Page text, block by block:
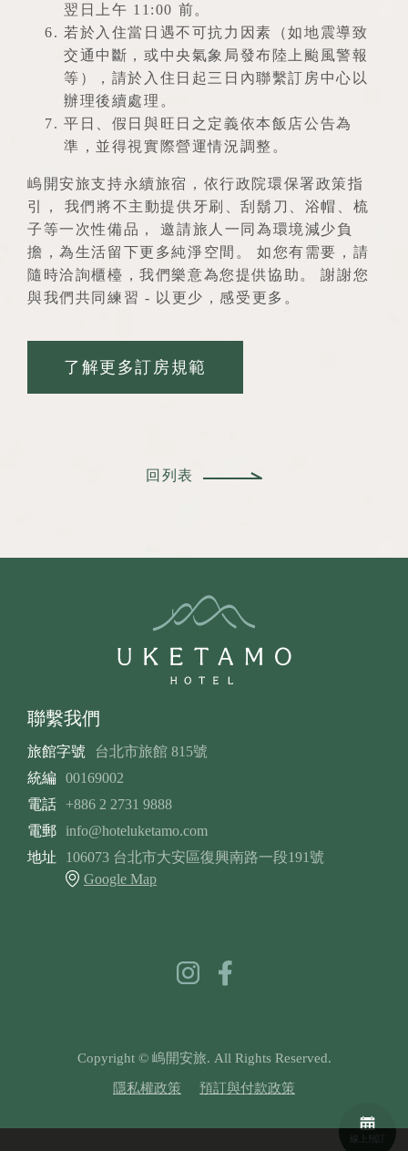
翌日上午 11:00 前。
若於入住當日遇不可抗力因素（如地震導致
交通中斷，或中央氣象局發布陸上颱風警報
等），請於入住日起三日內聯繫訂房中心以
辦理後續處理。
平日、假日與旺日之定義依本飯店公告為
準，並得視實際營運情況調整。
嵨開安旅支持永續旅宿，依行政院環保署政策指
引， 我們將不主動提供牙刷、刮鬍刀、浴帽、梳
子等一次性備品， 邀請旅人一同為環境減少負
擔，為生活留下更多純淨空間。 如您有需要，請
隨時洽詢櫃檯，我們樂意為您提供協助。 謝謝您
與我們共同練習 - 以更少，感受更多。
了解更多訂房規範
回列表
線上預訂
聯繫我們
旅館字號
台北市旅館 815號
統編 00169002
電話
+886 2 2731 9888
電郵
info@hoteluketamo.com
地址
106073 台北市大安區復興南路一段191號
Google Map
Copyright © 嵨開安旅. All Rights Reserved.
隱私權政策 預訂與付款政策